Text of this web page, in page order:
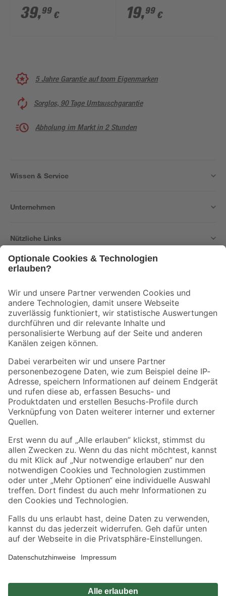
39,99 € 19,99 €
5 Jahre Garantie auf toom Eigenmarken
Sorglos, 90 Tage Umtauschgarantie
Abholung im Markt in 2 Stunden
Wissen & Service
Unternehmen
Nützliche Links
Der toom Newsletter: Keine Angebote und Aktionen mehr verpassen!
Zur Newsletter Anmeldung
Folge uns
Zahlungsarten Versandarten
Sicher einkaufen
Jetzt die toom-App herunterladen
Alle Preisangaben in EUR inkl. gesetzl. MwSt.. Die dargestellten Angebote sind unter
Umständen nicht in allen Märkten verfügbar. Die angegebenen Verfügbarkeiten beziehen
Produkte nur solange der Vorrat reicht.
*Paketversand ab 59 € versandkostenfrei, gilt nicht für Artikel mit Speditionsversand, hier
Privatsphäre Impressum